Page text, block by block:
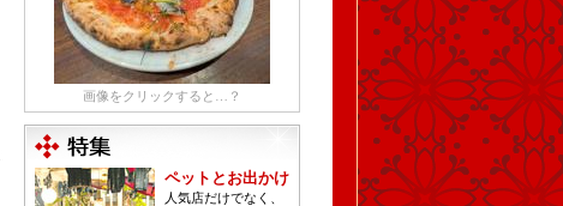
画像をクリックすると…？
ペットとお出かけ
人気店だけでなく、